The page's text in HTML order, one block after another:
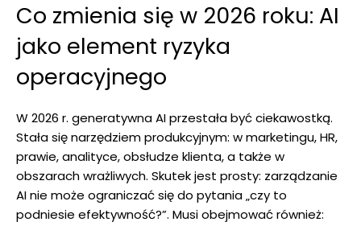
Co zmienia się w 2026 roku: AI
jako element ryzyka
operacyjnego
W 2026 r. generatywna AI przestała być ciekawostką.
Stała się narzędziem produkcyjnym: w marketingu, HR,
prawie, analityce, obsłudze klienta, a także w
obszarach wrażliwych. Skutek jest prosty: zarządzanie
AI nie może ograniczać się do pytania „czy to
podniesie efektywność?”. Musi obejmować również: